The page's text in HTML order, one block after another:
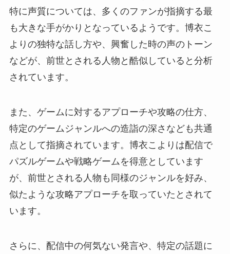
特に声質については、多くのファンが指摘する最
も大きな手がかりとなっているようです。博衣こ
よりの独特な話し方や、興奮した時の声のトーン
などが、前世とされる人物と酷似していると分析
されています。
また、ゲームに対するアプローチや攻略の仕方、
特定のゲームジャンルへの造詣の深さなども共通
点として指摘されています。博衣こよりは配信で
パズルゲームや戦略ゲームを得意としています
が、前世とされる人物も同様のジャンルを好み、
似たような攻略アプローチを取っていたとされて
います。
さらに、配信中の何気ない発言や、特定の話題に